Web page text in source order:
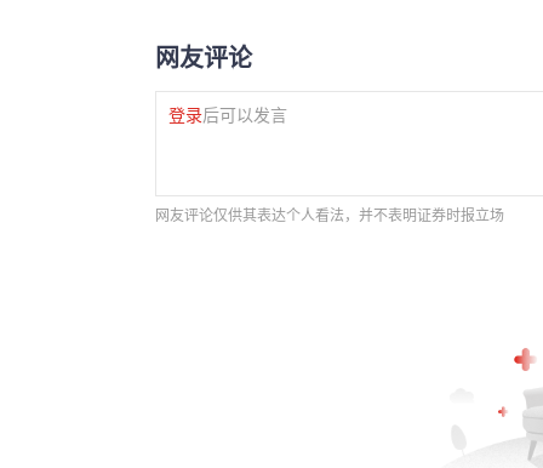
网友评论
登录后可以发言
网友评论仅供其表达个人看法，并不表明证券时报立场